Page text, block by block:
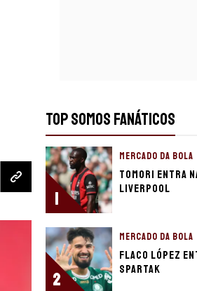
TOP SOMOS FANÁTICOS
1
MERCADO DA BOLA
Tomori entra
Liverpool
2
MERCADO DA BOLA
Flaco López
Spartak